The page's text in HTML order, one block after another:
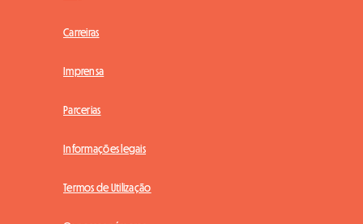
Carreiras
Imprensa
Parcerias
Informações legais
Termos de Utilização